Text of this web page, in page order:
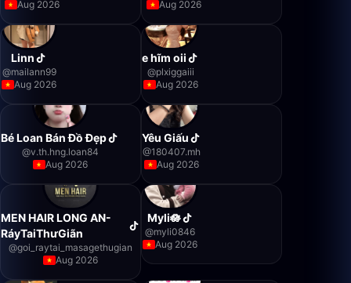
Aug 2026
Aug 2026
Linn
@mailann99
Aug 2026
e hĩm oii
@plxiggaiii
Aug 2026
Bé Loan Bán Đồ Đẹp
@v.th.hng.loan84
Aug 2026
Yêu Giấu
@180407.mh
Aug 2026
MEN HAIR LONG AN-
RáyTaiThưGiãn
@goi_raytai_masagethugian
Aug 2026
Myli🪷
@myli0846
Aug 2026